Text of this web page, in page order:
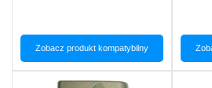
Zobacz produkt kompatybilny